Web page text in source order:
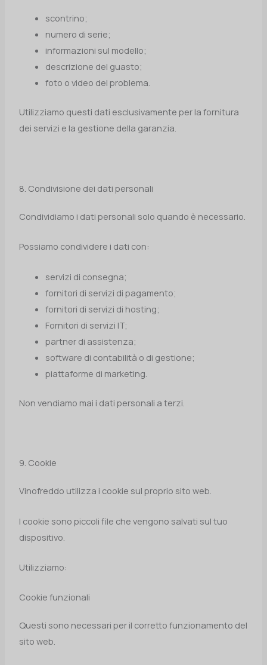
scontrino;
numero di serie;
informazioni sul modello;
descrizione del guasto;
foto o video del problema.
Utilizziamo questi dati esclusivamente per la fornitura
dei servizi e la gestione della garanzia.
8. Condivisione dei dati personali
Condividiamo i dati personali solo quando è necessario.
Possiamo condividere i dati con:
servizi di consegna;
fornitori di servizi di pagamento;
fornitori di servizi di hosting;
Fornitori di servizi IT;
partner di assistenza;
software di contabilità o di gestione;
piattaforme di marketing.
Non vendiamo mai i dati personali a terzi.
9. Cookie
Vinofreddo utilizza i cookie sul proprio sito web.
I cookie sono piccoli file che vengono salvati sul tuo
dispositivo.
Utilizziamo:
Cookie funzionali
Questi sono necessari per il corretto funzionamento del
sito web.